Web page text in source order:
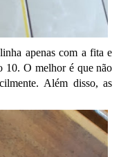
apenas com a fita e
10. O melhor é que não
Além disso, as